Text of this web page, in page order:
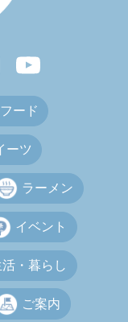
ード
ーツ
ラーメン
イベント
活・暮らし
ご案内